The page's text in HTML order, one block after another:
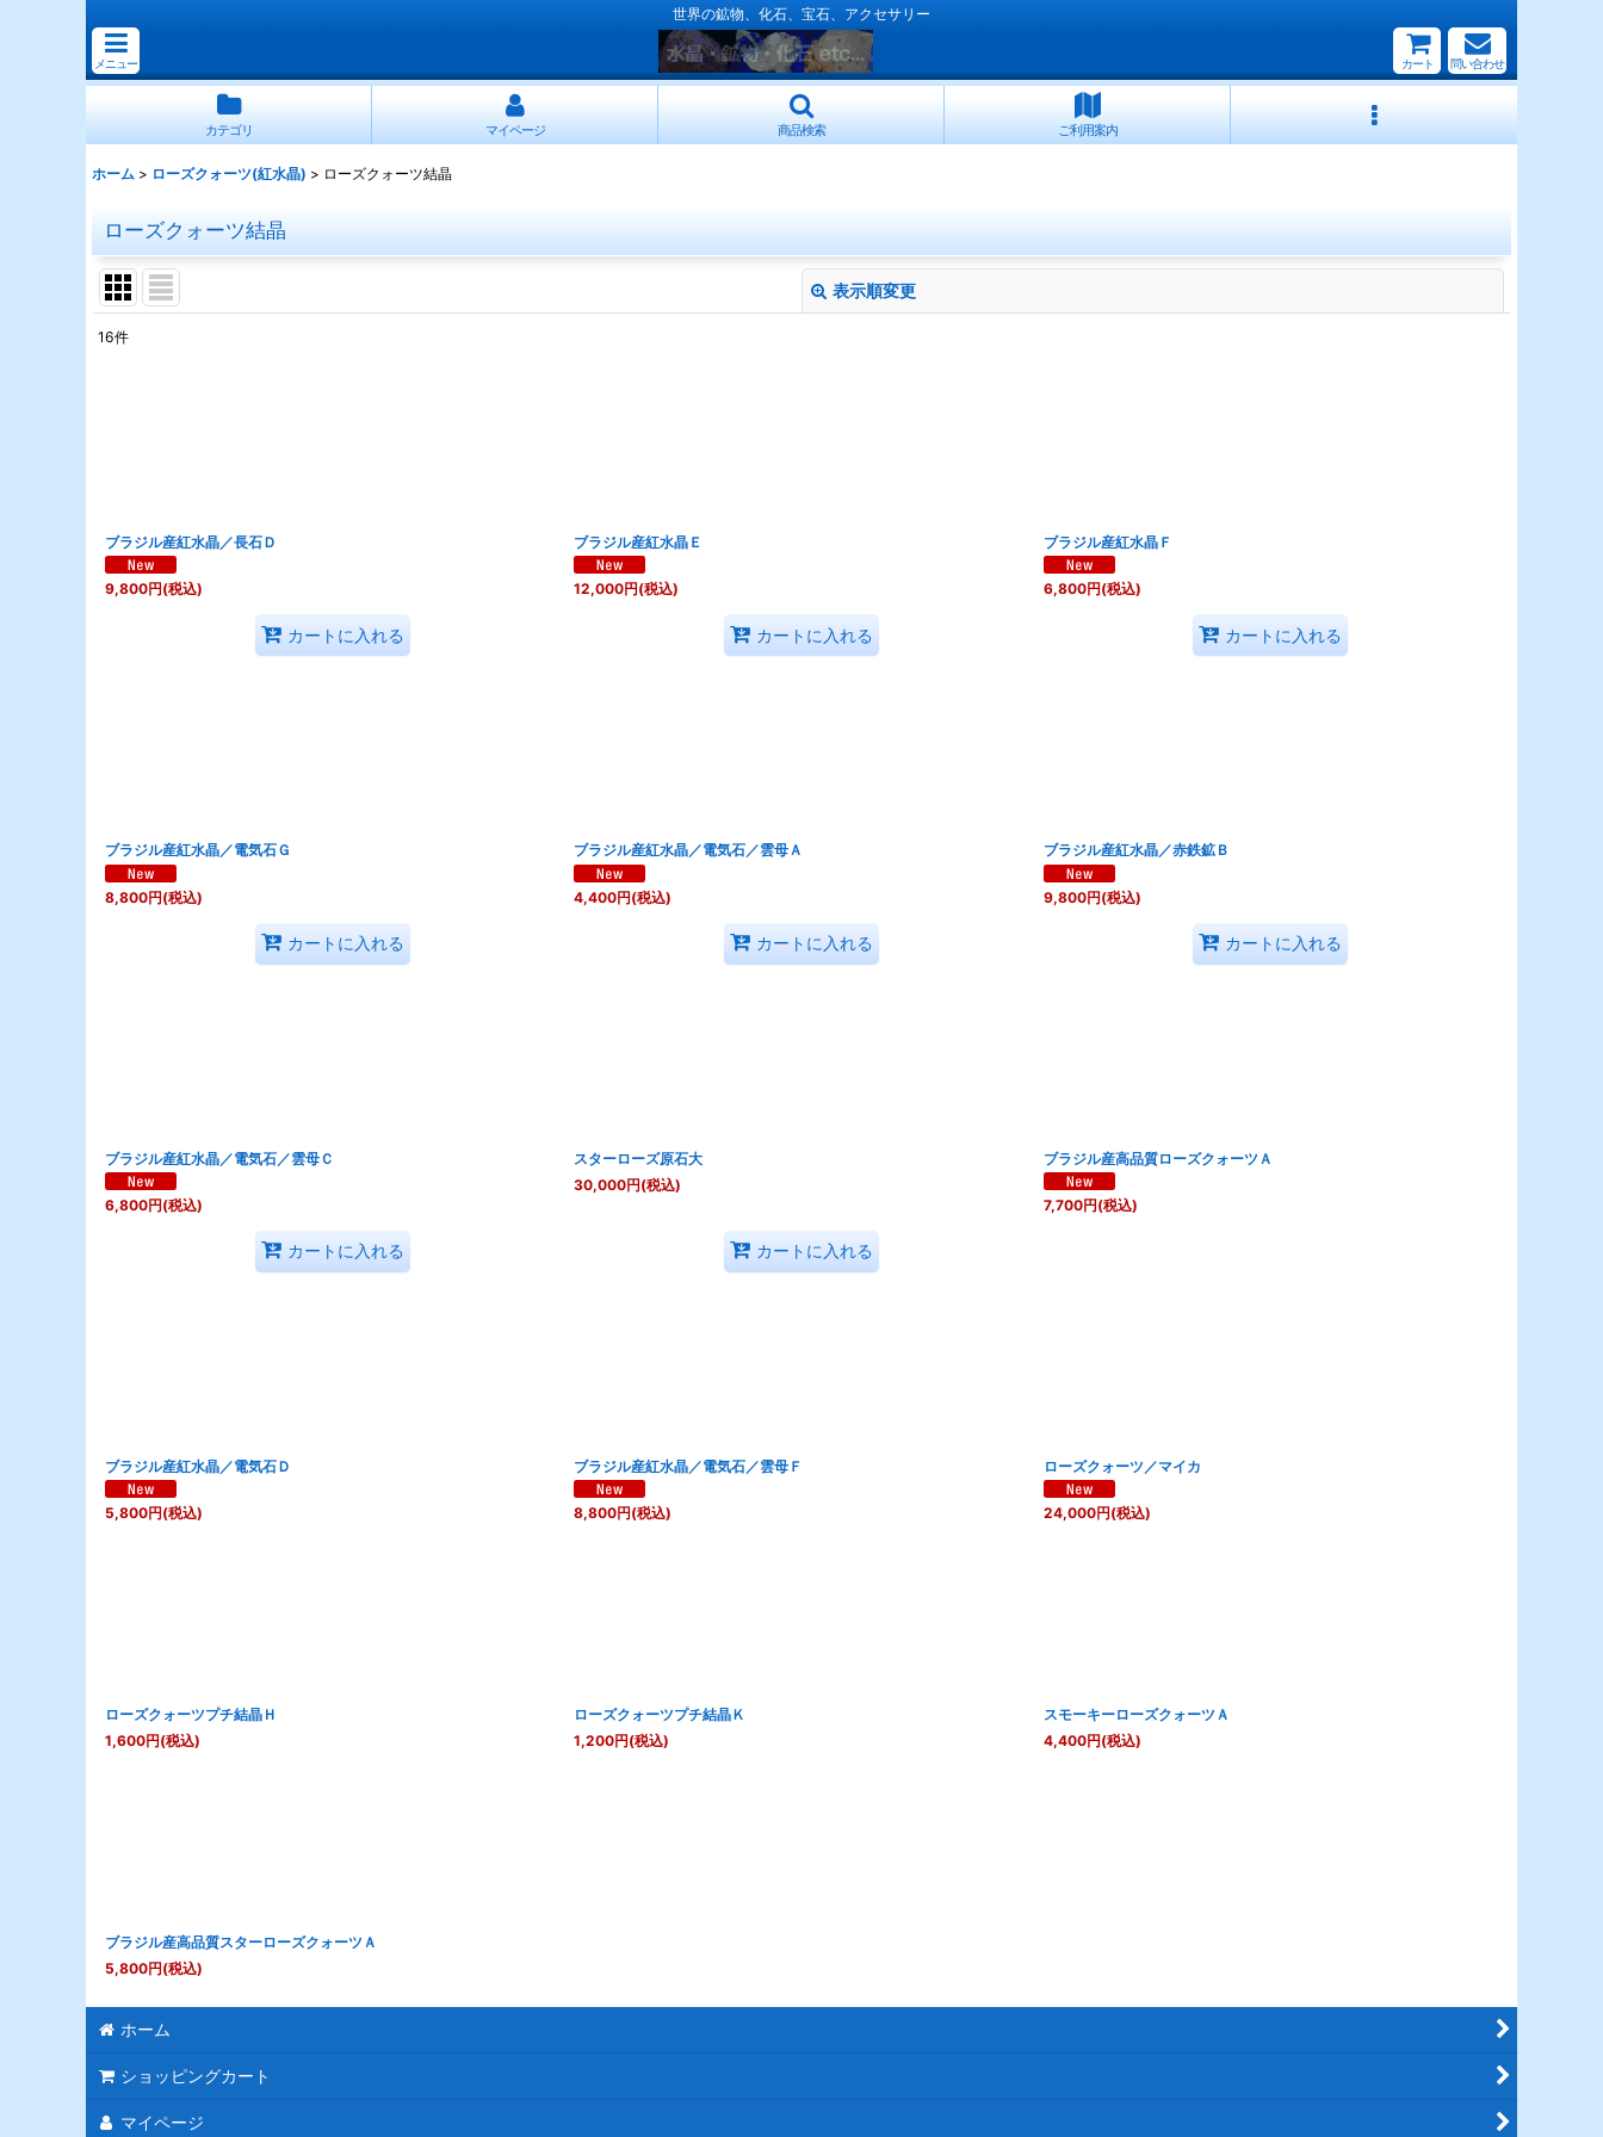
世界の鉱物、化石、宝石、アクセサリー
メニュー カート 問い合わせ
カテゴリ マイページ 商品検索 ご利用案内
ホーム > ローズクォーツ(紅水晶) > ローズクォーツ結晶
ローズクォーツ結晶
表示順変更
16件
ブラジル産紅水晶／長石Ｄ
9,800円(税込)
カートに入れる
ブラジル産紅水晶Ｅ
12,000円(税込)
カートに入れる
ブラジル産紅水晶Ｆ
6,800円(税込)
カートに入れる
ブラジル産紅水晶／電気石Ｇ
8,800円(税込)
カートに入れる
ブラジル産紅水晶／電気石／雲母Ａ
4,400円(税込)
カートに入れる
ブラジル産紅水晶／赤鉄鉱Ｂ
9,800円(税込)
カートに入れる
ブラジル産紅水晶／電気石／雲母Ｃ
6,800円(税込)
カートに入れる
スターローズ原石大
30,000円(税込)
カートに入れる
ブラジル産高品質ローズクォーツＡ
7,700円(税込)
ブラジル産紅水晶／電気石Ｄ
5,800円(税込)
ブラジル産紅水晶／電気石／雲母Ｆ
8,800円(税込)
ローズクォーツ／マイカ
24,000円(税込)
ローズクォーツプチ結晶Ｈ
1,600円(税込)
ローズクォーツプチ結晶Ｋ
1,200円(税込)
スモーキーローズクォーツＡ
4,400円(税込)
ブラジル産高品質スターローズクォーツＡ
5,800円(税込)
ホーム
ショッピングカート
マイページ